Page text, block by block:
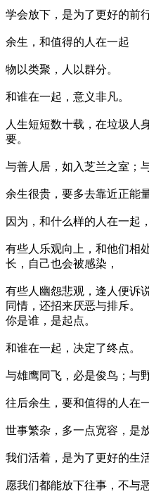
学会放下，是为了更好的前
余生，和值得的人在一起
物以类聚，人以群分。
和谁在一起，意义非凡。
人生短短数十载，在垃圾人
要。
与善人居，如入芝兰之室；
余生很贵，要多去靠近正能
因为，和什么样的人在一起
有些人乐观向上，和他们相
长，自己也会被感染，
有些人幽怨悲观，逢人便诉
同情，还招来厌恶与排斥。
你是谁，是起点。
和谁在一起，决定了终点。
与雄鹰同飞，必是俊鸟；与
往后余生，要和值得的人在一
世事繁杂，多一点宽容，是
我们活着，是为了更好的生
愿我们都能放下往事，不与